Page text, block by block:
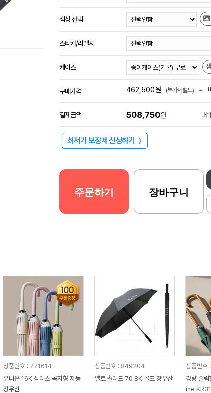
색상 선택
스티커/라벨지
케이스
구매가격 462,500원 (부가세별도) +
결제금액 508,750원 대
최저가 보장제 신청하기 〉
주문하기 장바구니
상품번호 : 771614
유니온 16K 심리스 곡자형 자동
장우산
상품번호 : 849204
엘르 솔리드 70 8K 골프 장우산
상품번
경량 슬
ine KR31